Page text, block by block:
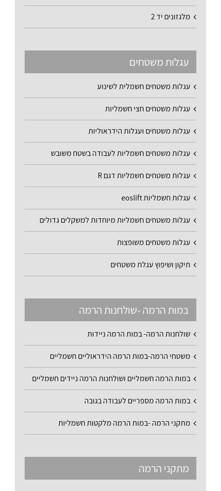
מלגזונים יד 2
עגלות משטחים
עגלות משטחים חשמלית לשינוע
עגלות משטחים חצי חשמליות
עגלות משטחים ועגלות הידראוליות
עגלות משטחים חשמליות לעבודה בשטח משובש
עגלות משטחים חשמליות דגם R
עגלות חשמליות eoslift
עגלות משטחים חשמליות מיוחדות למשקלים גדולים
עגלות משטחים משופצות
תיקון ושיפוץ עגלת משטחים
במות הרמה -שולחנות הרמה
שולחנות הרמה- במות הרמה ניידות
משטחי הרמה-במות הרמה הידראוליים חשמליים
במות הרמה חשמליים ושולחנות הרמה ניידים חשמליים
במות הרמה מספריים לעבודה בגובה
מתקני הרמה -במות הרמה מלקטות חשמליות
מתקני הרמה